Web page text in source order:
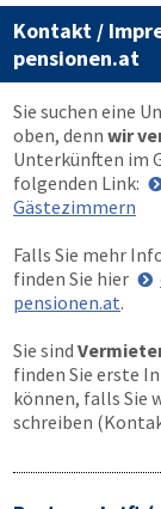
Kontakt /
pensionen.at
Sie suchen eine
oben, denn wir
Unterkünften im
folgenden Link:
Gästezimmern
Falls Sie mehr
finden Sie hier
pensionen.at.
Sie sind
finden Sie erste
können, falls Sie
schreiben